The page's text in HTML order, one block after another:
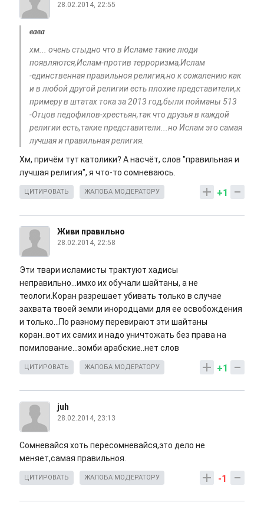
28.02.2014, 22:55
вава
хм... очень стыдно что в Исламе такие люди
появляются,Ислам-против терроризма,Ислам
-единственная правильноя религия,но к сожалению как
и в любой другой религии есть плохие представители,к
примеру в штатах тока за 2013 год,были пойманы 513
-Отцов педофилов-хрестьян,так что друзья в каждой
религии есть,такие представители...но Ислам это самая
лучшая и правильная религия.
Хм, причём тут католики? А насчёт, слов "правильная и
лучшая религия", я что-то сомневаюсь.
+1
ЦИТИРОВАТЬ ЖАЛОБА МОДЕРАТОРУ
Живи правильно
28.02.2014, 22:58
Эти твари исламисты трактуют хадисы
неправильно...имхо их обучали шайтаны, а не
теологи.Коран разрешает убивать только в случае
захвата твоей земли инородцами для ее освобождения
и только...По разному перевирают эти шайтаны
коран..вот их самих и надо уничтожать без права на
помилование...зомби арабские..нет слов
+1
ЦИТИРОВАТЬ ЖАЛОБА МОДЕРАТОРУ
juh
28.02.2014, 23:13
Сомневайся хоть пересомневайся,это дело не
меняет,самая правильноя.
-1
ЦИТИРОВАТЬ ЖАЛОБА МОДЕРАТОРУ